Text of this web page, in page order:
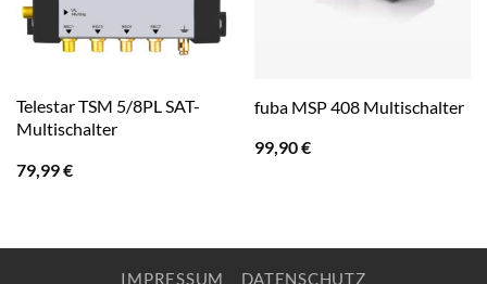
Telestar TSM 5/8PL SAT-
Multischalter
79,99€
fuba MSP 408 Multischalter
99,90€
IMPRESSUM DATENSCHUTZ